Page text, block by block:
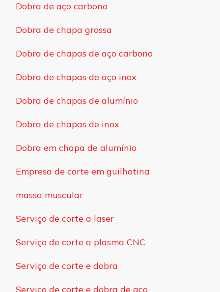
Dobra de aço carbono
Dobra de chapa grossa
Dobra de chapas de aço carbono
Dobra de chapas de aço inox
Dobra de chapas de alumínio
Dobra de chapas de inox
Dobra em chapa de alumínio
Empresa de corte em guilhotina
massa muscular
Serviço de corte a laser
Serviço de corte a plasma CNC
Serviço de corte e dobra
Serviço de corte e dobra de aço